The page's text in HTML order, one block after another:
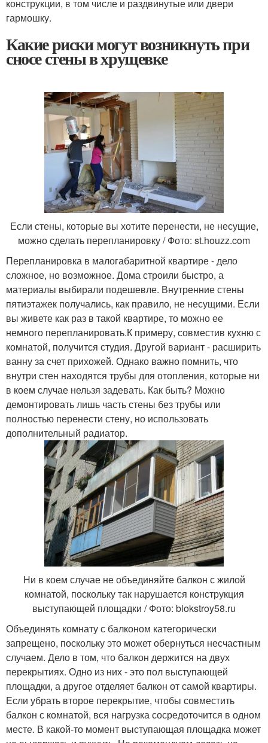
конструкции, в том числе и раздвинутые или двери
гармошку.
Какие риски могут возникнуть при
сносе стены в хрущевке
Если стены, которые вы хотите перенести, не несущие,
можно сделать перепланировку / Фото: st.houzz.com
Перепланировка в малогабаритной квартире - дело
сложное, но возможное. Дома строили быстро, а
материалы выбирали подешевле. Внутренние стены
пятиэтажек получались, как правило, не несущими. Если
вы живете как раз в такой квартире, то можно ее
немного перепланировать.К примеру, совместив кухню с
комнатой, получится студия. Другой вариант - расширить
ванну за счет прихожей. Однако важно помнить, что
внутри стен находятся трубы для отопления, которые ни
в коем случае нельзя задевать. Как быть? Можно
демонтировать лишь часть стены без трубы или
полностью перенести стену, но использовать
дополнительный радиатор.
Ни в коем случае не объединяйте балкон с жилой
комнатой, поскольку так нарушается конструкция
выступающей площадки / Фото: blokstroy58.ru
Объединять комнату с балконом категорически
запрещено, поскольку это может обернуться несчастным
случаем. Дело в том, что балкон держится на двух
перекрытиях. Одно из них - это пол выступающей
площадки, а другое отделяет балкон от самой квартиры.
Если убрать второе перекрытие, чтобы совместить
балкон с комнатой, вся нагрузка сосредоточится в одном
месте. В какой-то момент выступающая площадка может